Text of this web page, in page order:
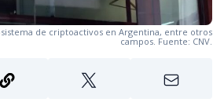
de criptoactivos en Argentina, entre otros
campos. Fuente: CNV.